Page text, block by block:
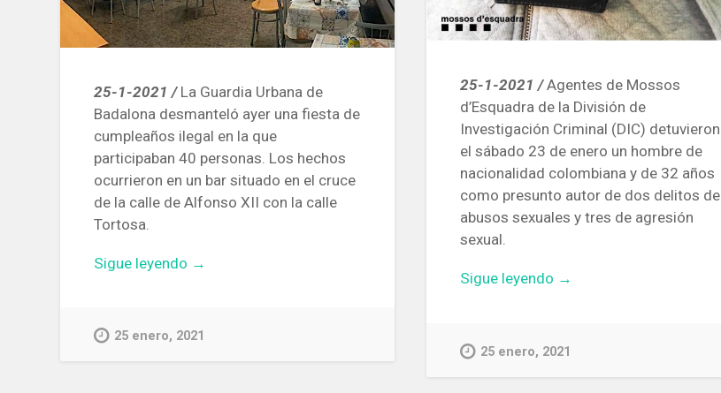
25-1-2021 /La Guardia Urbana de
Badalona desmanteló ayer una fiesta de
cumpleaños ilegal en la que
participaban 40 personas. Los hechos
ocurrieron en un bar situado en el cruce
de la calle de Alfonso XII con la calle
Tortosa.
Sigue leyendo «La
de
→
25 enero, 2021
25-1-2021 /Agentes de Mossos
d’Esquadra de la División de
Investigación Criminal (DIC) detuvieron
el sábado 23 de enero un hombre de
nacionalidad colombiana y de 32 años
como presunto autor de dos delitos de
abusos sexuales y tres de agresión
sexual.
Sigue leyendo «Los
a
→
25 enero, 2021